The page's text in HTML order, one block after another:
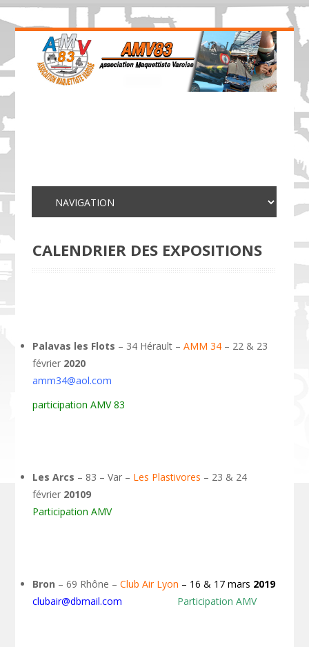
CALENDRIER DES EXPOSITIONS
Palavas les Flots – 34 Hérault –AMM 34 – 22 & 23
février 2020
amm34@aol.com
participation AMV 83
Les Arcs – 83 – Var – Les Plastivores – 23 & 24
février 20109
Participation AMV
Bron – 69 Rhône –Club Air Lyon – 16 & 17 mars 2019
clubair@dbmail.com Participation AMV